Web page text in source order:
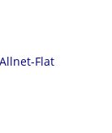
Flat